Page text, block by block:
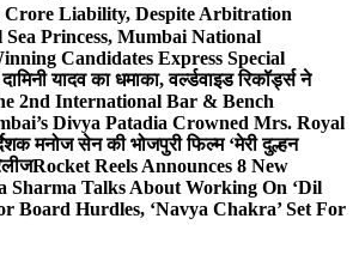
Crore Liability, Despite Arbitration
Princess, Mumbai National
Candidates Express Special
यादव का धमाका, वर्ल्डवाइड रिकॉर्ड्स ने
2nd International Bar & Bench
Divya Patadia Crowned Mrs. Royal
मनोज सेन की भोजपुरी फिल्म ‘मेरी दुल्हन
Rocket Reels Announces 8 New
Sharma Talks About Working On ‘Dil
Board Hurdles, ‘Navya Chakra’ Set For